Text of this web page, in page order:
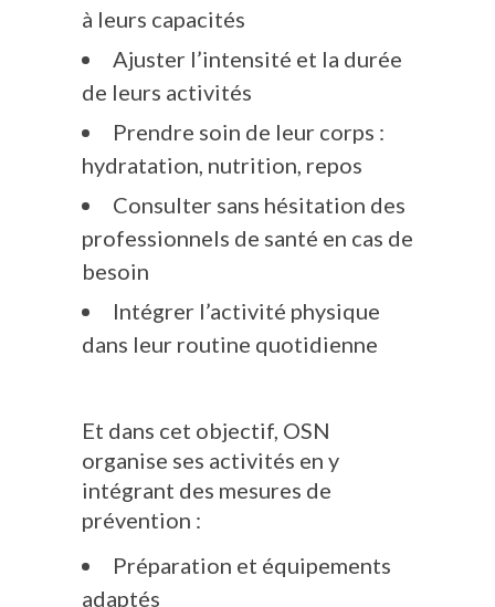
à leurs capacités
Ajuster l’intensité et la durée
de leurs activités
Prendre soin de leur corps :
hydratation, nutrition, repos
Consulter sans hésitation des
professionnels de santé en cas de
besoin
Intégrer l’activité physique
dans leur routine quotidienne
Et dans cet objectif, OSN
organise ses activités en y
intégrant des mesures de
prévention :
Préparation et équipements
adaptés